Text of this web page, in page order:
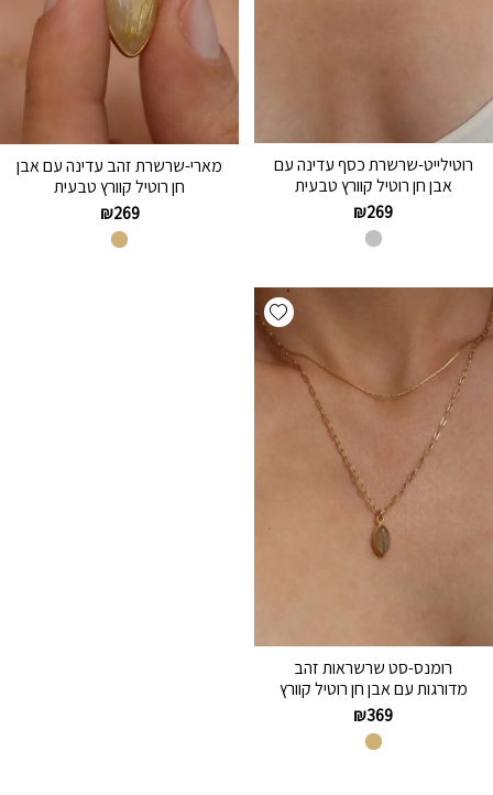
רוטילייט-שרשרת כסף עדינה עם
אבן חן רוטיל קוורץ טבעית
₪269
מארי-שרשרת זהב עדינה עם אבן
חן רוטיל קוורץ טבעית
₪269
Add wishlist
רומנס-סט שרשראות זהב
מדורגות עם אבן חן רוטיל קוורץ
₪369